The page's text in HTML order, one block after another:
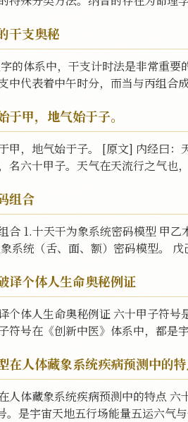
干支奥秘
的体系中，干支计时法是非常重
中代表着中午时分，而当与丙组合
甲，地气始于子。
甲，地气始于子。 [原文] 内经曰
名六十甲子。天气在天流行之气也
组合
合 1.十天干为象系统密码模型 甲
系统（舌、面、额）密码模型。
译个体人生命奥秘例证
个体人生命奥秘例证 六十甲子符
符号在《创新中医》体系中，都是
在人体藏象系统疾病预测中的
人体藏象系统疾病预测中的特点
。是宇宙天地五行场能量五运六气